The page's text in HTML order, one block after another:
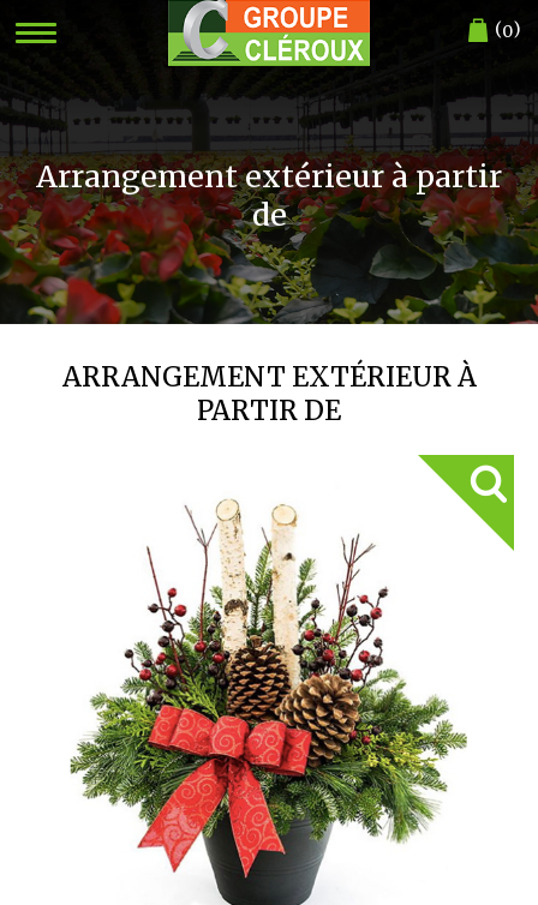
(0)
Arrangement extérieur à partir
de
ARRANGEMENT EXTÉRIEUR À
PARTIR DE